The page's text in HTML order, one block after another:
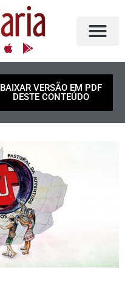
BAIXAR VERSÃO EM PDF
DESTE CONTEÚDO